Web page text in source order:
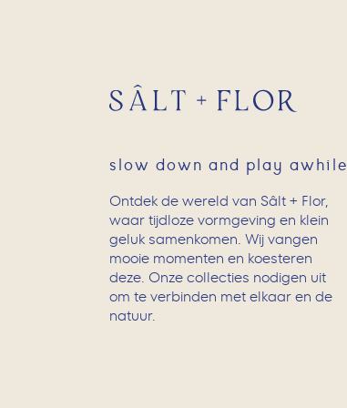
slow down and play awhile
Ontdek de wereld van Sâlt + Flor,
waar tijdloze vormgeving en klein
geluk samenkomen. Wij vangen
mooie momenten en koesteren
deze. Onze collecties nodigen uit
om te verbinden met elkaar en de
natuur.